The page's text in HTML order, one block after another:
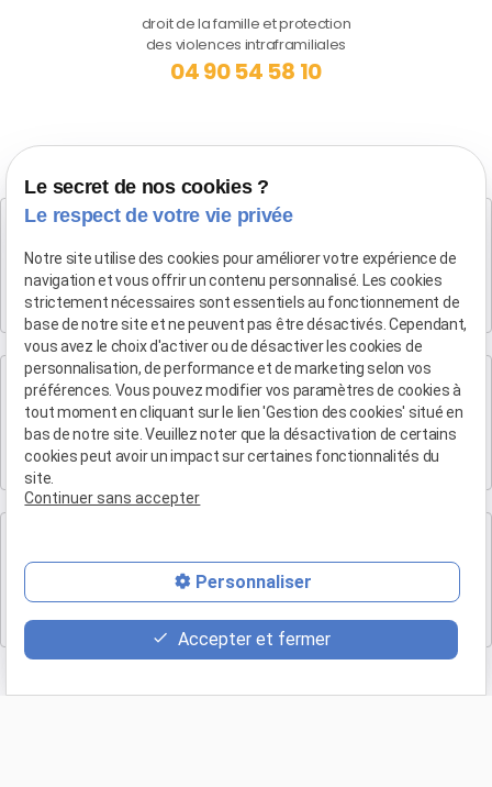
droit de la famille et protection
des violences intraframiliales
04 90 54 58 10
Cabinet SALON DE PROVENCE
Maître Patrice HUMBERT
282 Boulevard Foch
13300 SALON-DE-PROVENCE
Cabinet d'Aix-en-Provence
Maître Patrice HUMBERT
4 rue du Quatre-Septembre
13100 AIX EN PROVENCE
Maître Patrice HUMBERT
19 Bd Arthur Michaud
13015 MARSEILLE
Le secret de nos cookies ?
Le respect de votre vie privée
Notre site utilise des cookies pour améliorer votre expérience de
navigation et vous offrir un contenu personnalisé. Les cookies
strictement nécessaires sont essentiels au fonctionnement de
base de notre site et ne peuvent pas être désactivés. Cependant,
vous avez le choix d'activer ou de désactiver les cookies de
personnalisation, de performance et de marketing selon vos
préférences. Vous pouvez modifier vos paramètres de cookies à
tout moment en cliquant sur le lien 'Gestion des cookies' situé en
bas de notre site. Veuillez noter que la désactivation de certains
cookies peut avoir un impact sur certaines fonctionnalités du
site.
Continuer sans accepter
Personnaliser
Accepter et fermer